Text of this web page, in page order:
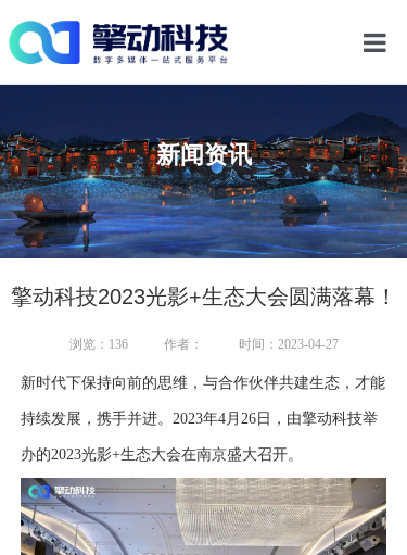
首页
光影物
多媒体
数字内容
新闻资讯
关于我们
新闻资讯
擎动科技2023光影+生态大会圆满落幕！
浏览： 136 作者： 时间：2023-04-27
新时代下保持向前的思维，与合作伙伴共建生态，才能
持续发展，携手并进。2023年4月26日，由擎动科技举
办的2023光影+生态大会在南京盛大召开。